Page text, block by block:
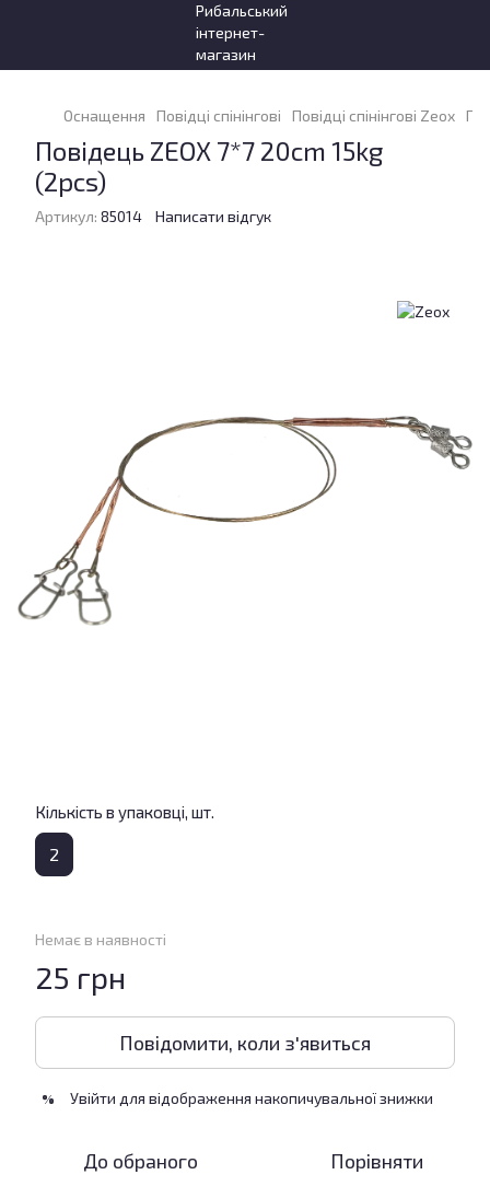
Оснащення Повідці спінінгові Повідці спінінгові Zeox
Повідець ZEOX 7*7 20cm 15kg
(2pcs)
Артикул: 85014 Написати відгук
Кількість в упаковці, шт.
2
Немає в наявності
25 грн
Повідомити, коли з'явиться
% Увійти для відображення накопичувальної знижки
До обраного Порівняти